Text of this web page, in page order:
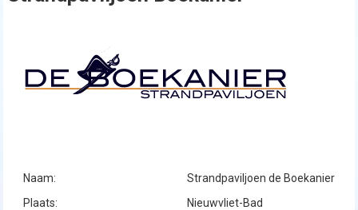
en
Naam:
Strandpaviljoen de Boekanier
Plaats:
Nieuwvliet-Bad